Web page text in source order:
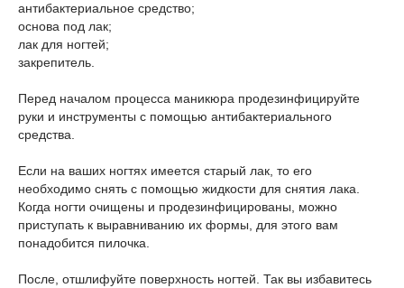
антибактериальное средство;
основа под лак;
лак для ногтей;
закрепитель.
Перед началом процесса маникюра продезинфицируйте
руки и инструменты с помощью антибактериального
средства.
Если на ваших ногтях имеется старый лак, то его
необходимо снять с помощью жидкости для снятия лака.
Когда ногти очищены и продезинфицированы, можно
приступать к выравниванию их формы, для этого вам
понадобится пилочка.
После, отшлифуйте поверхность ногтей. Так вы избавитесь